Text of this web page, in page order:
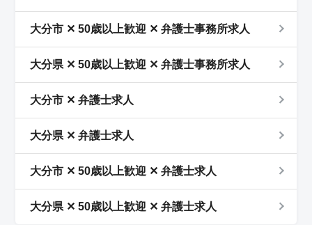
大分市 ✕ 50歳以上歓迎 ✕ 弁護士事務所求人
大分県 ✕ 50歳以上歓迎 ✕ 弁護士事務所求人
大分市 ✕ 弁護士求人
大分県 ✕ 弁護士求人
大分市 ✕ 50歳以上歓迎 ✕ 弁護士求人
大分県 ✕ 50歳以上歓迎 ✕ 弁護士求人